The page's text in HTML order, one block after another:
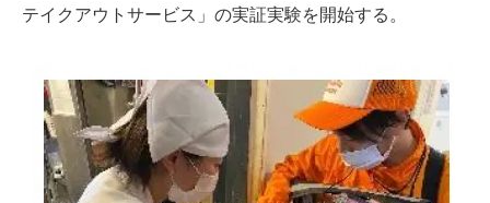
テイクアウトサービス」の実証実験を開始する。